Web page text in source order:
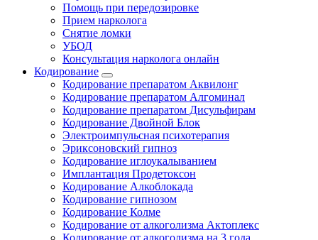
Помощь при передозировке
Прием нарколога
Снятие ломки
УБОД
Консультация нарколога онлайн
Кодирование
Кодирование препаратом Аквилонг
Кодирование препаратом Алгоминал
Кодирование препаратом Дисульфирам
Кодирование Двойной Блок
Электроимпульсная психотерапия
Эриксоновский гипноз
Кодирование иглоукалыванием
Имплантация Продетоксон
Кодирование Алкоблокада
Кодирование гипнозом
Кодирование Колме
Кодирование от алкоголизма Актоплекс
Кодирование от алкоголизма на 3 года